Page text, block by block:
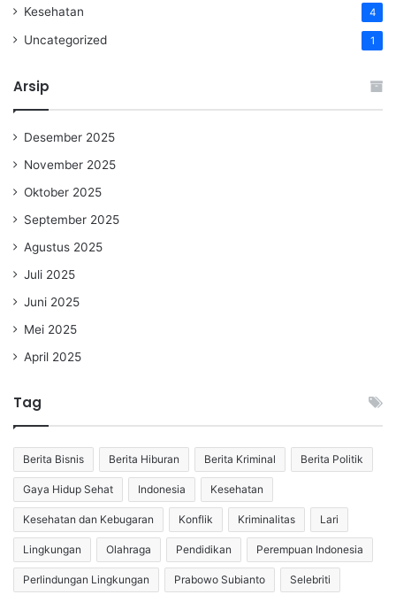
Kesehatan 4
Uncategorized 1
Arsip
Desember 2025
November 2025
Oktober 2025
September 2025
Agustus 2025
Juli 2025
Juni 2025
Mei 2025
April 2025
Tag
Berita Bisnis Berita Hiburan Berita Kriminal Berita Politik
Gaya Hidup Sehat Indonesia Kesehatan
Kesehatan dan Kebugaran Konflik Kriminalitas Lari
Lingkungan Olahraga Pendidikan Perempuan Indonesia
Perlindungan Lingkungan Prabowo Subianto Selebriti